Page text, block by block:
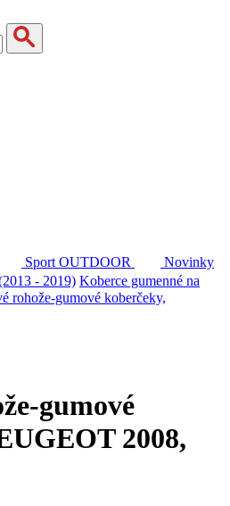
Sport OUTDOOR
Novinky
- 2019) Koberce gumenné na
rohože-gumové koberčeky,
gumové
2008,